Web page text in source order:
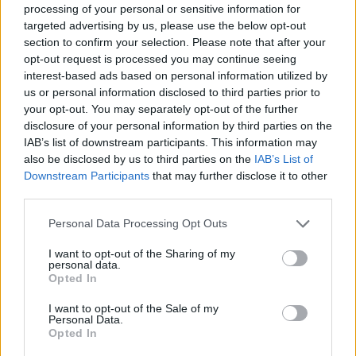
processing of your personal or sensitive information for
targeted advertising by us, please use the below opt-out
section to confirm your selection. Please note that after your
opt-out request is processed you may continue seeing
interest-based ads based on personal information utilized by
us or personal information disclosed to third parties prior to
your opt-out. You may separately opt-out of the further
disclosure of your personal information by third parties on the
IAB’s list of downstream participants. This information may
also be disclosed by us to third parties on the IAB’s List of
Downstream Participants that may further disclose it to other
Please note that this website/app uses one or more Google
not limited to your visit or usage behaviour. You may click to
grant or deny consent to Google and its third-party tags to
use your data for below specified purposes in below Google
consent section.
Personal Data Processing Opt Outs
I want to opt-out of the Sharing of my
personal data.
Opted In
I want to opt-out of the Sale of my
Personal Data.
Opted In
kíváncsian vágtam bele ebbe a könyvbe, ami
egyáltalán nem életregény, hiszen a főszereplő
életének csak egy szakaszát meséli el, azonban ha
ezen túl tudunk lépni, különleges
olvasmányélményben lesz részünk. Közel 600
oldalon keresztül kísérhetjük figyelemmel Erkel
sorsát, amely végső soron, mint mindannyiunké, tele
van küzdéssel, álmokkal, sikerekkel és bukásokkal,
azonban, ami igazán egyedivé teszi a történetet, az a
muzsika. Mert lássuk be, operát ritkán nézünk és
hallgatunk, ezért nagy öröm belesni a kulisszák
mögé, megfigyelni, hogyan születik egy mű, miként
állítják színpadra, egyáltalán a zenei közeg egy nem
mondatokban osztja meg velünk ezeket a
pillanatokat a szerző, tényleg öröm olvasni ezeket a
simán bele lehet feledkezni a stílusba. Az Erkel
család életének megismerésén túl olyan
mellékszereplők bukkannak fel, mint Richard